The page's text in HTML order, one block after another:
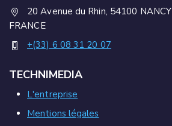
20 Avenue du Rhin, 54100 NANCY
FRANCE
+(33) 6 08 31 20 07
TECHNIMEDIA
L'entreprise
Mentions légales